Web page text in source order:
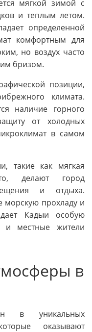
мягкой зимой с
и теплым летом.
определенной
комфортным для
но воздух часто
бризом.
позиции,
климата.
наличие горного
от холодных
в самом
такие как мягкая
делают город
и отдыха.
морскую прохладу и
Кадыи особую
и местные жители
в
в уникальных
оказывают